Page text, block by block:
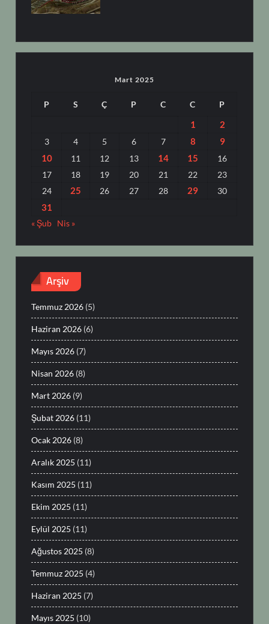
Mart 2025
P S Ç P C C P
1 2
3 4 5 6 7 8
9
10
11 12 13 14 15
16
17
18 19 20 21 22
23
24
25 26 27 28 29 30
31
« Şub Nis »
Arşiv
Temmuz 2026 (5)
Haziran 2026 (6)
Mayıs 2026 (7)
Nisan 2026 (8)
Mart 2026 (9)
Şubat 2026 (11)
Ocak 2026 (8)
Aralık 2025 (11)
Kasım 2025 (11)
Ekim 2025 (11)
Eylül 2025 (11)
Ağustos 2025 (8)
Temmuz 2025 (4)
Haziran 2025 (7)
Mayıs 2025 (10)